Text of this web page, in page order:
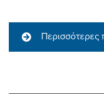
Περισσότερες